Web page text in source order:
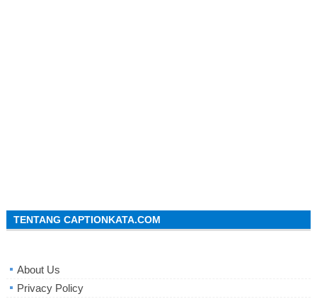
TENTANG CAPTIONKATA.COM
About Us
Privacy Policy